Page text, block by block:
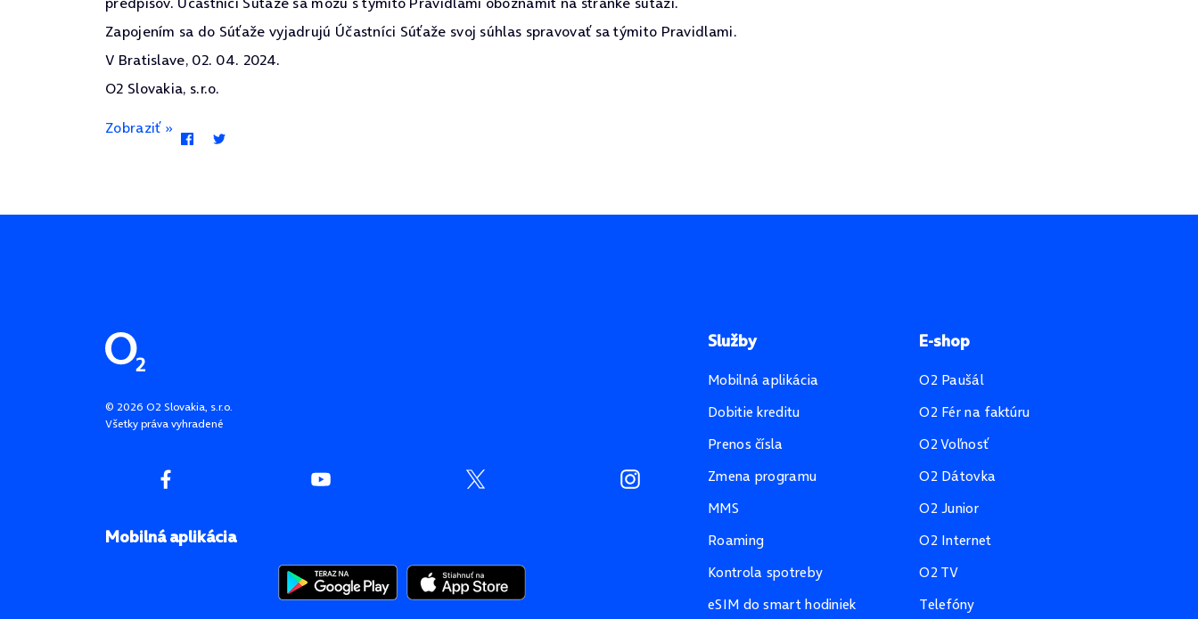
Zapojením sa do Súťaže vyjadrujú Účastníci Súťaže svoj súhlas spravovať sa týmito Pravidlami.
V Bratislave, 02. 04. 2024.
O2 Slovakia, s.r.o.
Zobraziť »
Pätička stránky
© 2026 O2 Slovakia, s.r.o.
Všetky práva vyhradené
Mobilná aplikácia
Služby
Mobilná aplikácia
Dobitie kreditu
Prenos čísla
Zmena programu
MMS
Roaming
Kontrola spotreby
eSIM do smart hodiniek
E-shop
O2 Paušál
O2 Fér na faktúru
O2 Voľnosť
O2 Dátovka
O2 Junior
O2 Internet
O2 TV
Telefóny